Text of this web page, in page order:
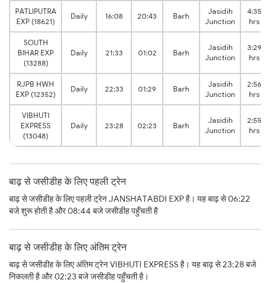
PATLIPUTRA
EXP (18621)
Daily 16:08 20:43 Barh
Jasidih
Junction
4:35
hrs
SOUTH
BIHAR EXP
(13288)
Daily 21:33 01:02 Barh
Jasidih
Junction
3:29
hrs
RJPB HWH
EXP (12352)
Daily 22:33 01:29 Barh
Jasidih
Junction
2:56
hrs
VIBHUTI
EXPRESS
(13048)
Daily 23:28 02:23 Barh
Jasidih
Junction
2:55
hrs
बाढ़ से जसीडीह के लिए पहली ट्रेन
बाढ़ से जसीडीह के लिए पहली ट्रेन JANSHATABDI EXP है। यह बाढ़ से 06:22
बजे शुरू होती है और 08:44 बजे जसीडीह पहुँचती है
बाढ़ से जसीडीह के लिए अंतिम ट्रेन
बाढ़ से जसीडीह के लिए अंतिम ट्रेन VIBHUTI EXPRESS है। यह बाढ़ से 23:28 बजे
निकलती है और 02:23 बजे जसीडीह पहुँचती है।